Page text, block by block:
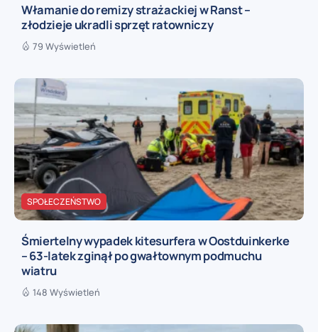
Włamanie do remizy strażackiej w Ranst –
złodzieje ukradli sprzęt ratowniczy
79 Wyświetleń
SPOŁECZEŃSTWO
Śmiertelny wypadek kitesurfera w Oostduinkerke
– 63-latek zginął po gwałtownym podmuchu
wiatru
148 Wyświetleń